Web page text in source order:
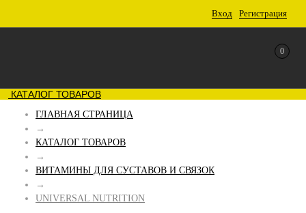
Вход Регистрация
0
КАТАЛОГ ТОВАРОВ
ГЛАВНАЯ СТРАНИЦА
→
КАТАЛОГ ТОВАРОВ
→
ВИТАМИНЫ ДЛЯ СУСТАВОВ И СВЯЗОК
→
UNIVERSAL NUTRITION